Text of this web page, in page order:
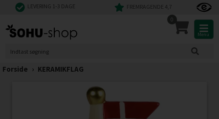
LEVERING 1-3 DAGE FREMRAGENDE 4,7
0
Menu
Forside › KERAMIKFLAG